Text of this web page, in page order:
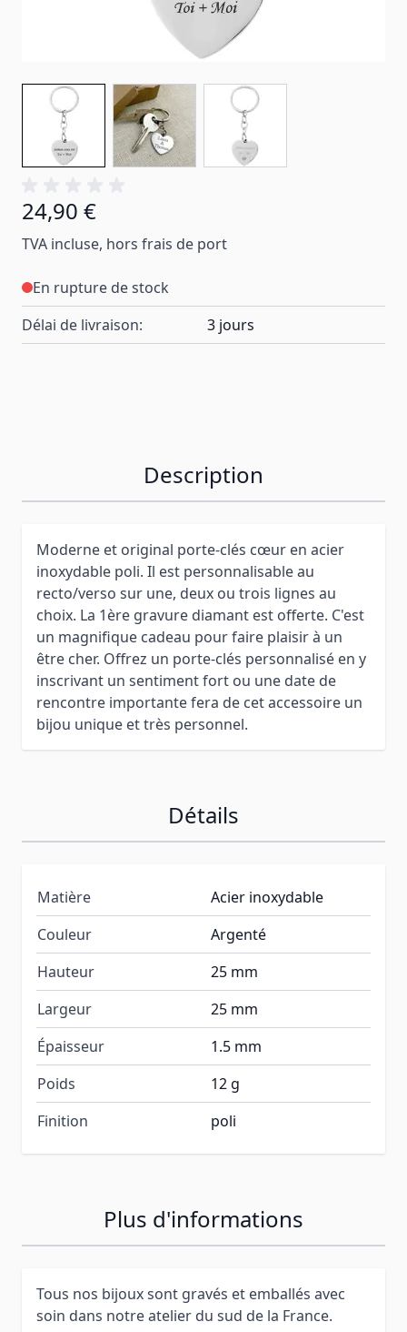
24,90 €
TVA incluse, hors frais de port
En rupture de stock
Délai de livraison:
3 jours
Description
Moderne et original porte-clés cœur en acier
inoxydable poli. Il est personnalisable au
recto/verso sur une, deux ou trois lignes au
choix. La 1ère gravure diamant est offerte. C'est
un magnifique cadeau pour faire plaisir à un
être cher. Offrez un porte-clés personnalisé en y
inscrivant un sentiment fort ou une date de
rencontre importante fera de cet accessoire un
bijou unique et très personnel.
Détails
Matière
Acier inoxydable
Couleur
Argenté
Hauteur
25 mm
Largeur
25 mm
Épaisseur
1.5 mm
Poids
12 g
Finition
poli
Plus d'informations
Tous nos bijoux sont gravés et emballés avec
soin dans notre atelier du sud de la France.